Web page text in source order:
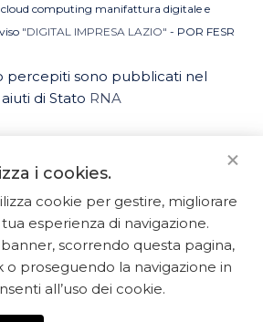
computing manifattura digitale e
"DIGITAL IMPRESA LAZIO" - POR FESR
percepiti sono pubblicati nel
di Stato RNA
riservati. ArredoBagno.shop è un
registrato.
- Via Ponte Gagliardo 34 - 04022
i cookies.
cookie per gestire, migliorare
esperienza di navigazione.
scorrendo questa pagina,
o proseguendo la navigazione in
all’uso dei cookie.